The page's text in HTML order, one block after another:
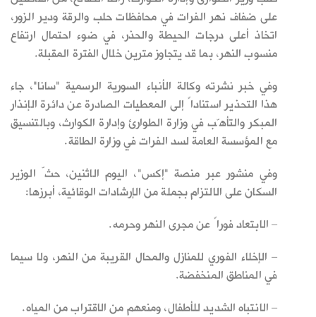
على ضفاف نهر الفرات في محافظات حلب والرقة ودير الزور،
اتخاذ أعلى درجات الحيطة والحذر، في ضوء احتمال ارتفاع
منسوب النهر، بما قد يتجاوز مترين خلال الفترة المقبلة.
وفي خبر نشرته وكالة الأنباء السورية الرسمية "سانا"، جاء
هذا التحذير استناداً إلى المعطيات الصادرة عن دائرة الإنذار
المبكر والتأهّب في وزارة الطوارئ وإدارة الكوارث، وبالتنسيق
مع المؤسسة العامة لسد الفرات في وزارة الطاقة.
وفي منشور عبر منصة "إكس"، اليوم الاثنين، حثّ الوزير
السكان على الالتزام بجملة من الإرشادات الوقائية، أبرزها:
– الابتعاد فوراً عن مجرى النهر وحرمه.
– الإخلاء الفوري للمنازل والمحال القريبة من النهر، ولا سيما
في المناطق المنخفضة.
– الانتباه الشديد للأطفال، ومنعهم من الاقتراب من المياه.